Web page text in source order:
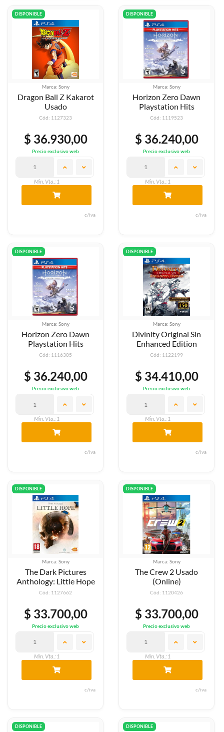
DISPONIBLE
Marca: Sony
Dragon Ball Z Kakarot
Usado
Cód: 1127323
$ 36.930,00
Precio exclusivo web
Min. Vta.: 1
c/iva
DISPONIBLE
Marca: Sony
Horizon Zero Dawn
Playstation Hits
Cód: 1119523
$ 36.240,00
Precio exclusivo web
Min. Vta.: 1
c/iva
DISPONIBLE
Marca: Sony
Horizon Zero Dawn
Playstation Hits
Cód: 1116305
$ 36.240,00
Precio exclusivo web
Min. Vta.: 1
c/iva
DISPONIBLE
Marca: Sony
Divinity Original Sin
Enhanced Edition
Cód: 1122199
$ 34.410,00
Precio exclusivo web
Min. Vta.: 1
c/iva
DISPONIBLE
Marca: Sony
The Dark Pictures
Anthology: Little Hope
Cód: 1127662
$ 33.700,00
Precio exclusivo web
Min. Vta.: 1
c/iva
DISPONIBLE
Marca: Sony
The Crew 2 Usado
(Online)
Cód: 1120426
$ 33.700,00
Precio exclusivo web
Min. Vta.: 1
c/iva
DISPONIBLE DISPONIBLE